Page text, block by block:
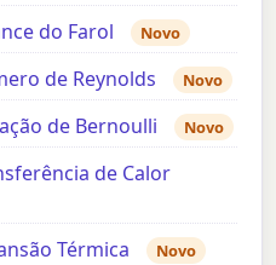
do Farol Novo
de Reynolds Novo
de Bernoulli Novo
de Calor
Térmica Novo